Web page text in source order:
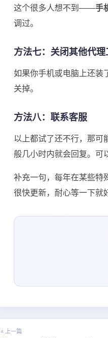
这个很多人想不到——手
调过。
方法七：关闭其他代理
如果你手机或电脑上还装
关掉。
方法八：联系客服
以上都试了还不行，那可
般几小时内就会回复。可
补充一句，每年在某些特
很快更新，耐心等一下就
« 上一篇